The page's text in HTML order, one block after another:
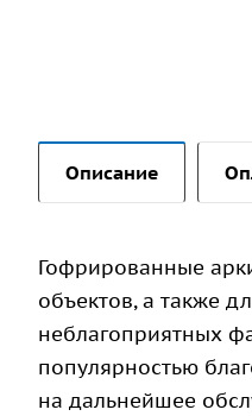
Описание
Гофрированные
объектов, а также
неблагоприятных
популярностью
на дальнейшее